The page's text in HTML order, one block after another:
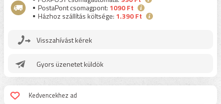
PostaPont csomagpont: 1090 Ft
Házhoz szállítás költsége: 1.390 Ft
Visszahívást kérek
Gyors üzenetet küldök
Kedvencekhez ad